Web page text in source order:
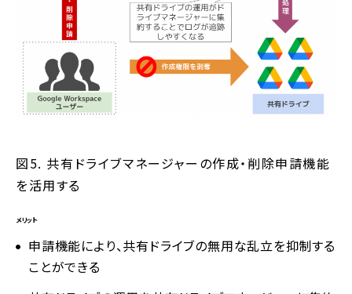
図5. 共有ドライブマネージャーの作成・削除申請機能
を活用する
メリット
申請機能により、共有ドライブの無用な乱立を抑制する
ことができる